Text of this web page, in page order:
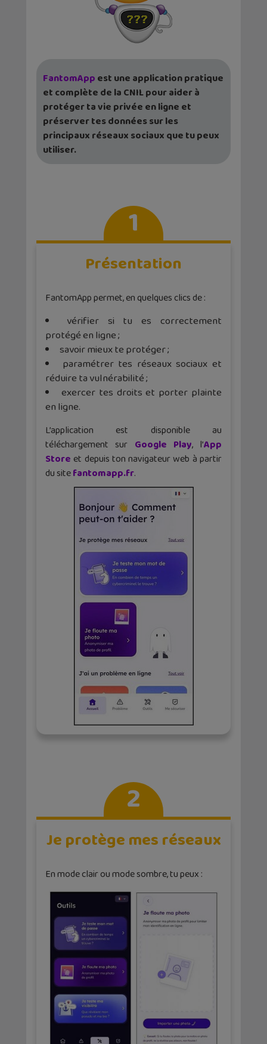
FantomApp est une application pratique
et complète de la CNIL pour aider à
protéger ta vie privée en ligne et
préserver tes données sur les
principaux réseaux sociaux que tu peux
utiliser.
1
Présentation
FantomApp permet, en quelques clics de :
vérifier si tu es correctement
protégé en ligne ;
savoir mieux te protéger ;
paramétrer tes réseaux sociaux et
réduire ta vulnérabilité ;
exercer tes droits et porter plainte
en ligne.
L’application est disponible au
téléchargement sur Google Play, l’App
Store et depuis ton navigateur web à partir
du sitefantomapp.fr.
2
Je protège mes réseaux
En mode clair ou mode sombre, tu peux :